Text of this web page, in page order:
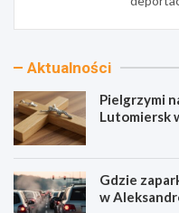
Aktualności
Pielgrzymi
Lutomiersk
Gdzie
w